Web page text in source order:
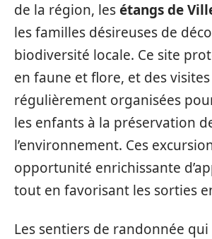
de la région, lesétangs de
les familles désireuses de
biodiversité locale. Ce site
en faune et flore, et des
régulièrement organisées
les enfants à la préservation
l’environnement. Ces
opportunité enrichissante
tout en favorisant les sorties
Les sentiers de randonnée